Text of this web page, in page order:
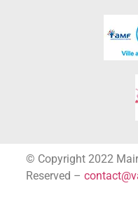
© Copyright 2022
Reserved –